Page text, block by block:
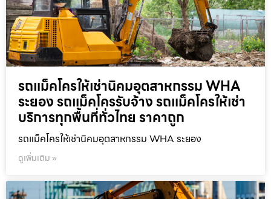
รถแม็คโครให้เช่านิคมอุตสาหกรรม WHA
ระยอง รถแม็คโครรับจ้าง รถแม็คโครให้เช่า
บริการทุกพื้นที่ทั่วไทย ราคาถูก
รถแม็คโครให้เช่านิคมอุตสาหกรรม WHA ระยอง
ดูเพิ่มเติม »